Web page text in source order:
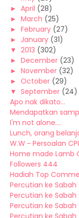
► April (28)
► March (25)
► February (27)
► January (31)
▼ 2013 (302)
► December (23)
► November (32)
► October (29)
▼ September (24)
Apo nak dikato...
Mendapatkan
I'm not alone....
Lunch, orang
W.W ~ Persoalan
Home made Lamb
Followers 444
Hadiah Top
Percutian ke Sabah
Percutian ke
Percutian ke Sabah
Percutian ke Sabah